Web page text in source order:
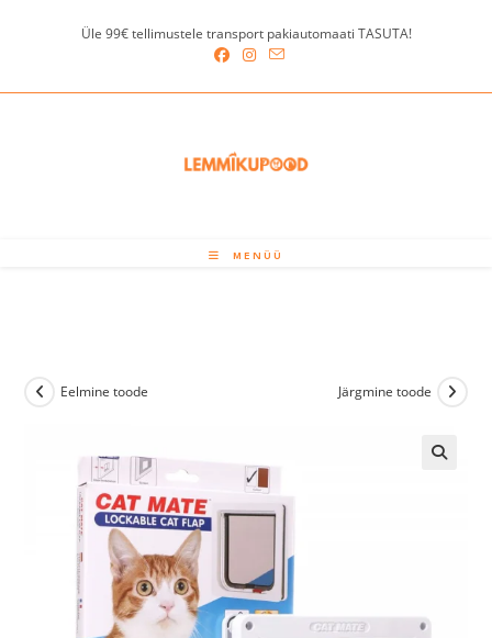
Üle 99€ tellimustele transport pakiautomaati TASUTA!
MENÜÜ
Eelmine toode Järgmine toode